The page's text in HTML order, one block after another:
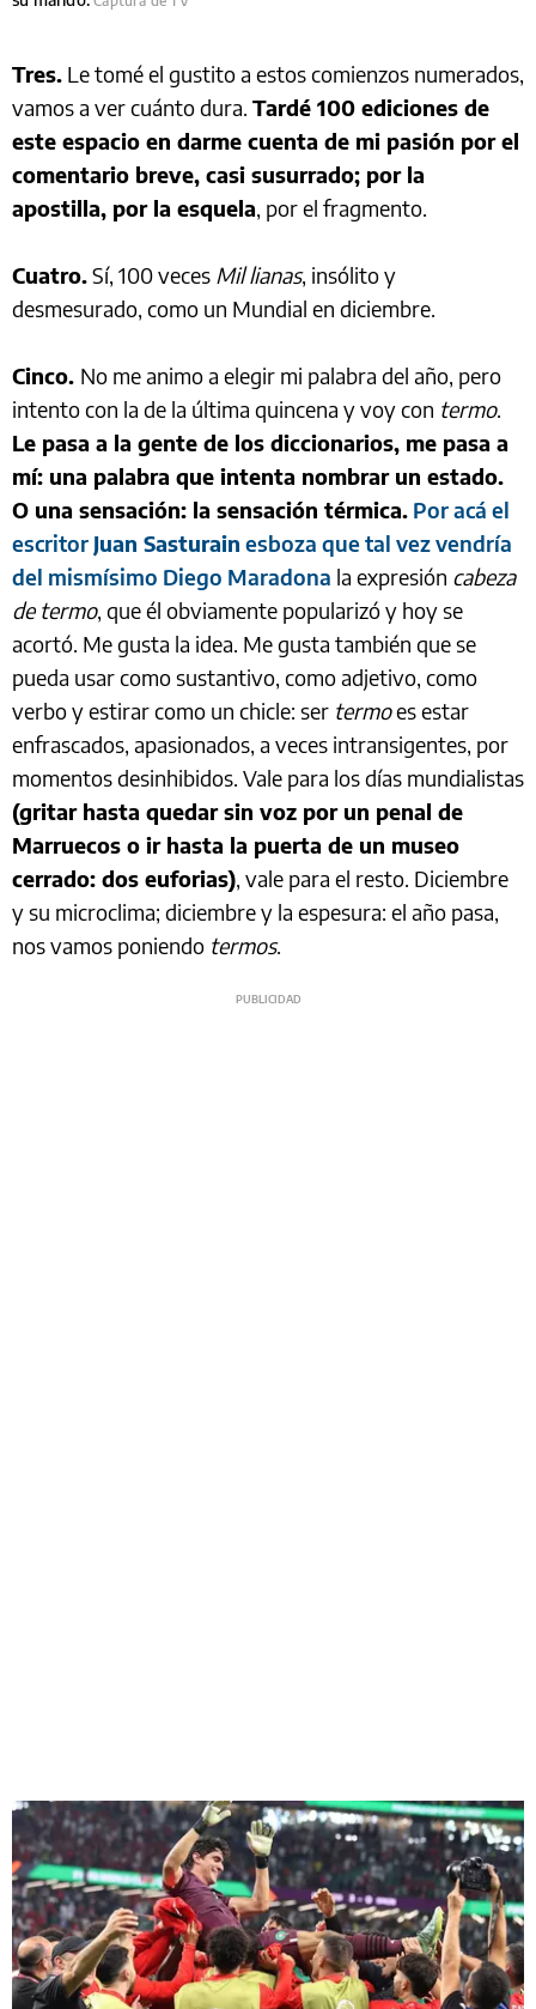
Tres. Le tomé el gustito a estos comienzos numerados,
vamos a ver cuánto dura. Tardé 100 ediciones de
este espacio en darme cuenta de mi pasión por el
comentario breve, casi susurrado; por la
apostilla, por la esquela, por el fragmento.
Cuatro.Sí, 100 veces Mil lianas, insólito y
desmesurado, como un Mundial en diciembre.
Cinco. No me animo a elegir mi palabra del año, pero
intento con la de la última quincena y voy con termo.
Le pasa a la gente de los diccionarios, me pasa a
mí: una palabra que intenta nombrar un estado.
O una sensación: la sensación térmica. Por acá el
escritor Juan Sasturain esboza que tal vez vendría
del mismísimo Diego Maradona la expresión cabeza
de termo, que él obviamente popularizó y hoy se
acortó. Me gusta la idea. Me gusta también que se
pueda usar como sustantivo, como adjetivo, como
verbo y estirar como un chicle: ser termoes estar
enfrascados, apasionados, a veces intransigentes, por
momentos desinhibidos. Vale para los días mundialistas
(gritar hasta quedar sin voz por un penal de
Marruecos o ir hasta la puerta de un museo
cerrado: dos euforias), vale para el resto. Diciembre
y su microclima; diciembre y la espesura: el año pasa,
nos vamos poniendo termos.